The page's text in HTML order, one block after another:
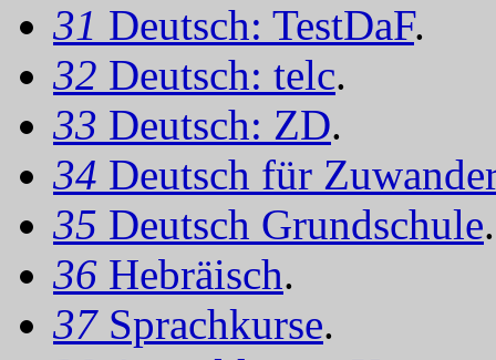
31 Deutsch: TestDaF.
32 Deutsch: telc.
33 Deutsch: ZD.
34 Deutsch für
35 Deutsch Grundschule.
36 Hebräisch.
37 Sprachkurse.